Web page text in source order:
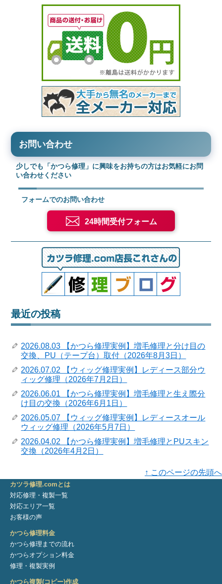
お問い合わせ
少しでも「かつら修理」に興味をお持ちの方はお気軽にお問
い合わせください
フォームでのお問い合わせ
24時間受付フォーム
最近の投稿
2026.08.03 【かつら修理実例】増毛修理と分け目の
交換、PU（テープ台）取付（2026年8月3日）
2026.07.02 【ウィッグ修理実例】レディース部分ウ
ィッグ修理（2026年7月2日）
2026.06.01 【かつら修理実例】増毛修理と生え際分
け目の交換（2026年6月1日）
2026.05.07 【ウィッグ修理実例】レディースオール
ウィッグ修理（2026年5月7日）
2026.04.02 【かつら修理実例】増毛修理とPUスキン
交換（2026年4月2日）
↑ このページの先頭へ
カツラ修理.comとは
対応修理・複製一覧
対応エリア一覧
お客様の声
かつら修理料金
かつら修理までの流れ
かつらオプション料金
修理・複製実例
かつら複製(コピー)作成